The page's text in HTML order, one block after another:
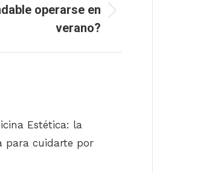
operarse en
verano?
Estética: la
para cuidarte por